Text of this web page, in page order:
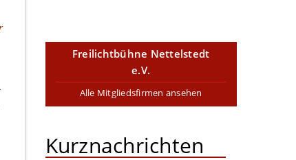
Freilichtbühne Nettelstedt
e.V.
Alle Mitgliedsfirmen ansehen
Kurznachrichten